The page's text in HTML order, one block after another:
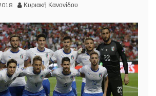
Κυριακή Κανονίδου